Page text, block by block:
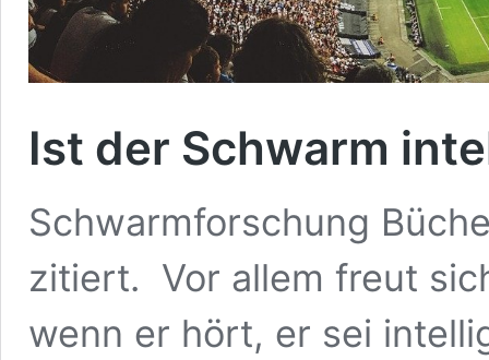
Ist der Schwarm
Schwarmforschung
zitiert. Vor allem freut
wenn er hört, er sei